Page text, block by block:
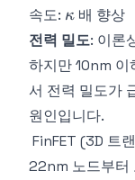
속도: \kappa
κ 배 향상
전력 밀도: 이론
하지만 10nm
서 전력 밀도가
원인입니다.
FinFET (3D 트
22nm 노드부터